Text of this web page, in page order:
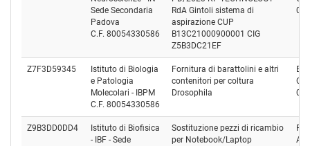
Sede Secondaria
Padova
C.F. 80054330586
RdA Gintoli sistema di
aspirazione CUP
B13C21000900001 CIG
Z5B3DC21EF
Z7F3D59345
Istituto di Biologia
e Patologia
Molecolari - IBPM
C.F. 80054330586
Fornitura di barattolini e altri
contenitori per coltura
Drosophila
Z9B3DD0DD4
Istituto di Biofisica
- IBF - Sede
Sostituzione pezzi di ricambio
per Notebook/Laptop
Pc